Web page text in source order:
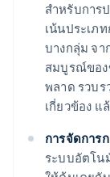
สำหรับการ
เน้นประเภ
บางกลุ่ม จ
สมบูรณ์ของ
พลาด รวบ
เกี่ยวข้อง
การจัดการ
ระบบอัตโน